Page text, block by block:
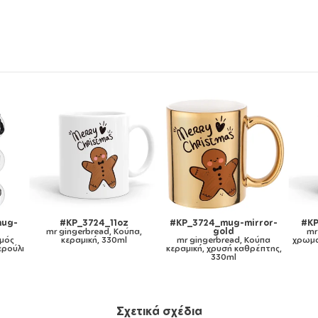
mirror-
Κούπα
καθρέπτης,
#KP_3724_11ozcBLACK
mr gingerbread, Κούπα
χρωματιστή μαύρη, κεραμική,
#KP_3724_metaldouble
mr gingerbread, Κούπα
Ανοξείδωτη διπλού
τοιχώματος 300ml
Σχετικά σχέδια